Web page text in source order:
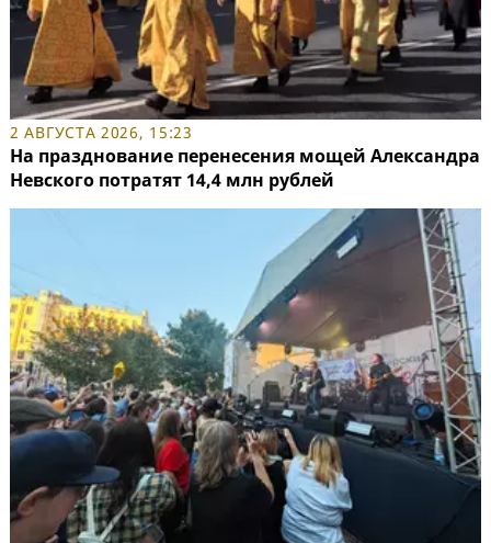
2 АВГУСТА 2026, 15:23
На празднование перенесения мощей Александра
Невского потратят 14,4 млн рублей